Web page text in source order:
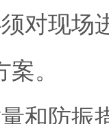
对现场
。
和防振